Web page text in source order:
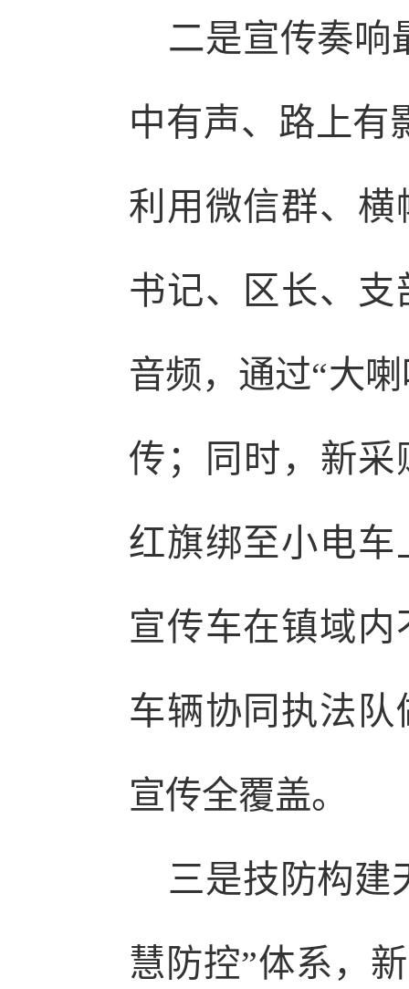
二是宣传奏响
中有声、路上有
利用微信群、
书记、区长、
音频，通过“大
传；同时，新采
红旗绑至小电车
宣传车在镇域
车辆协同执法
宣传全覆盖。
三是技防构建
慧防控”体系，